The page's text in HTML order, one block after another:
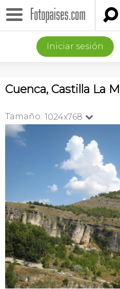

Iniciar sesión
Cuenca, Castilla La
Tamaño: 1024x768 